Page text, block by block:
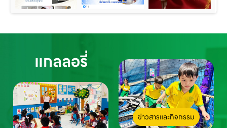
แกลลอรี่
ข่าวสารและกิจกรรม